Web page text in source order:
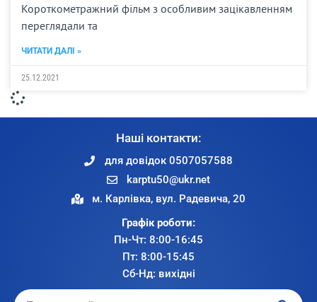
Короткометражний фільм з особливим зацікавленням
переглядали та
ЧИТАТИ ДАЛІ »
25.12.2021
Наші контакти:
для довідок 0507057588
karptu50@ukr.net
м. Карлівка, вул. Радевича, 20
Графік роботи:
Пн-Чт: 8:00-16:45
Пт: 8:00-15:45
Сб-Нд: вихідні